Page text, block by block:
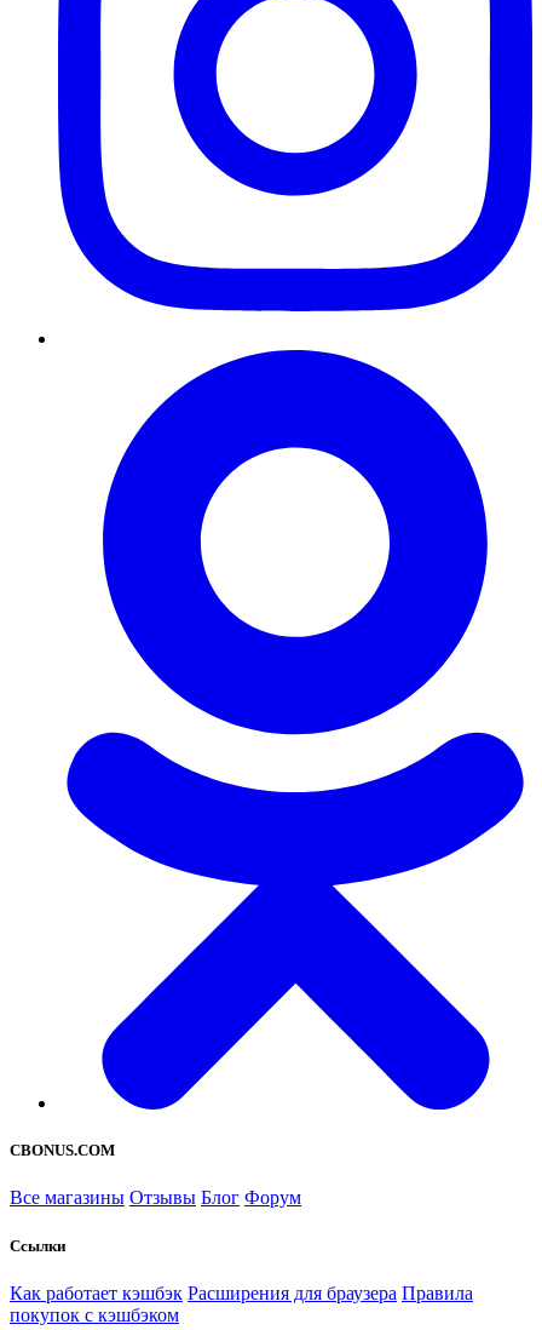
CBONUS.COM
Все магазины Отзывы Блог Форум
Ссылки
Как работает кэшбэк Расширения для браузера Правила
покупок с кэшбэком